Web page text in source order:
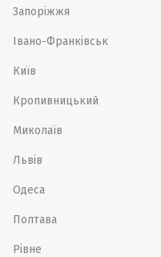
Запоріжжя
Івано-Франківськ
Київ
Кропивницький
Миколаїв
Львів
Одеса
Полтава
Рівне